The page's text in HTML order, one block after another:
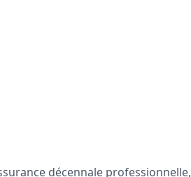
décennale professionnelle,